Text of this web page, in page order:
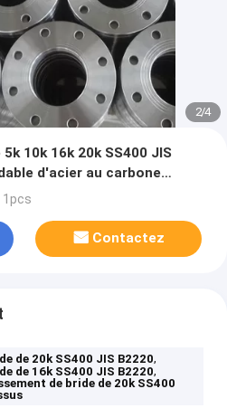
2/4
10k 16k 20k SS400 JIS
d'acier au carbone
1pcs
Contactez
de 20k SS400 JIS B2220,
de 16k SS400 JIS B2220,
de bride de 20k SS400